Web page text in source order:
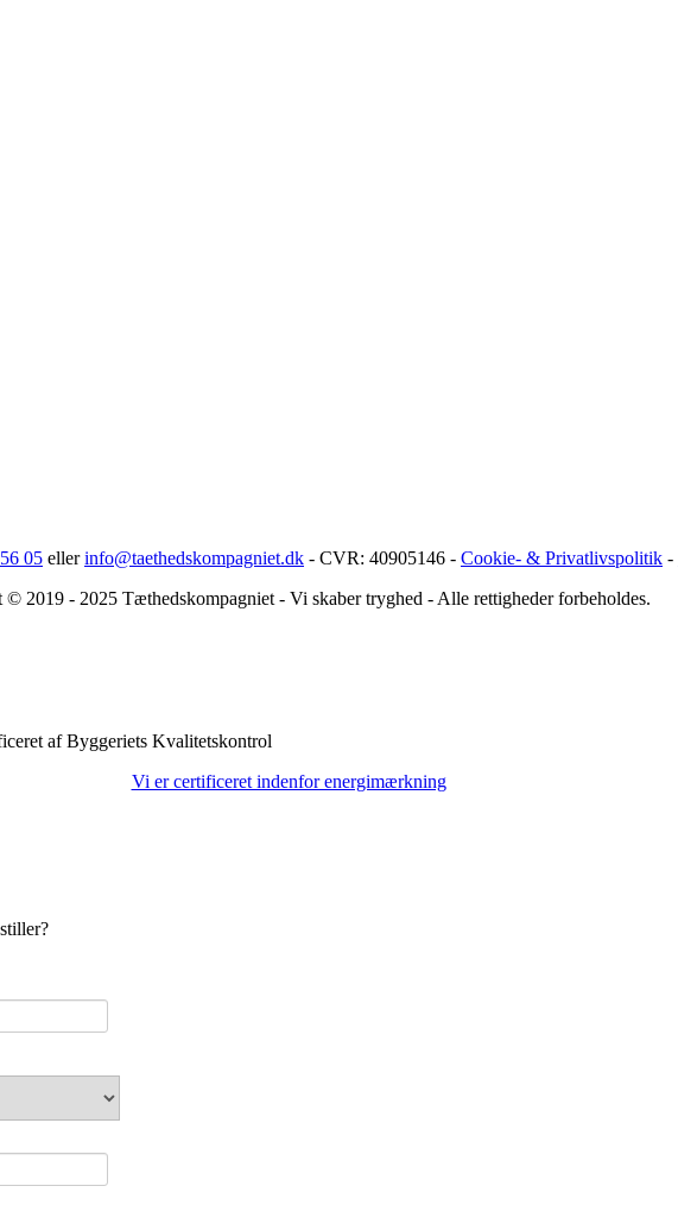
05 ellerinfo@taethedskompagniet.dk - CVR: 40905146 - Cookie- & Privatlivspolitik -
© 2019 - 2025 Tæthedskompagniet - Vi skaber tryghed - Alle rettigheder forbeholdes.
Vi er certificeret indenfor energimærkning